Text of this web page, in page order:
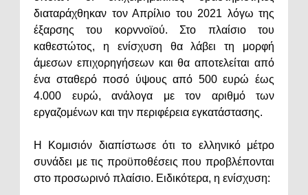
διαταράχθηκαν τον Απρίλιο του 2021 λόγω της
έξαρσης του κορvνοϊού. Στο πλαίσιο του
καθεστώτος, η ενίσχυση θα λάβει τη μορφή
άμεσων επιχορηγήσεων και θα αποτελείται από
ένα σταθερό ποσό ύψους από 500 ευρώ έως
4.000 ευρώ, ανάλογα με τον αριθμό των
εργαζομένων και την περιφέρεια εγκατάστασης.
Η Κομισιόν διαπίστωσε ότι το ελληνικό μέτρο
συνάδει με τις προϋποθέσεις που προβλέπονται
στο προσωρινό πλαίσιο. Ειδικότερα, η ενίσχυση: